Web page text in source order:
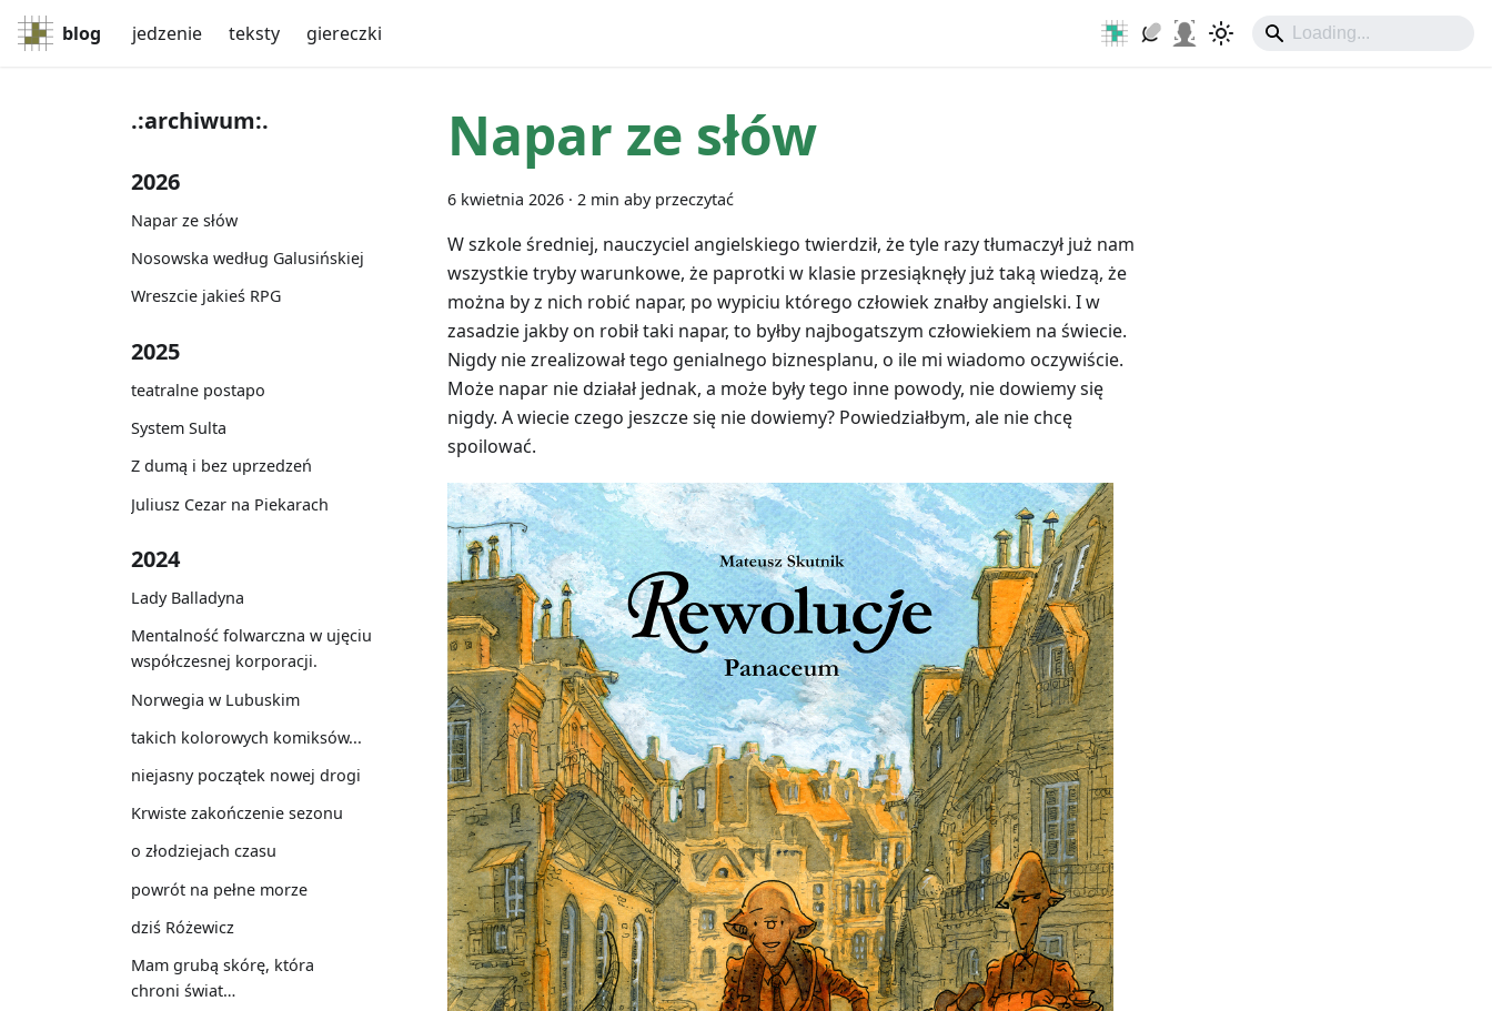
blog jedzenie teksty giereczki
.:archiwum:.
2026
Napar ze słów
Nosowska według Galusińskiej
Wreszcie jakieś RPG
2025
teatralne postapo
System Sulta
Z dumą i bez uprzedzeń
Juliusz Cezar na Piekarach
2024
Lady Balladyna
Mentalność folwarczna w ujęciu
współczesnej korporacji.
Norwegia w Lubuskim
takich kolorowych komiksów...
niejasny początek nowej drogi
Krwiste zakończenie sezonu
o złodziejach czasu
powrót na pełne morze
dziś Różewicz
Mam grubą skórę, która
chroni świat…
Napar ze słów
6 kwietnia 2026 · 2 min aby przeczytać
W szkole średniej, nauczyciel angielskiego twierdził, że tyle razy tłumaczył już nam
wszystkie tryby warunkowe, że paprotki w klasie przesiąknęły już taką wiedzą, że
można by z nich robić napar, po wypiciu którego człowiek znałby angielski. I w
zasadzie jakby on robił taki napar, to byłby najbogatszym człowiekiem na świecie.
Nigdy nie zrealizował tego genialnego biznesplanu, o ile mi wiadomo oczywiście.
Może napar nie działał jednak, a może były tego inne powody, nie dowiemy się
nigdy. A wiecie czego jeszcze się nie dowiemy? Powiedziałbym, ale nie chcę
spoilować.